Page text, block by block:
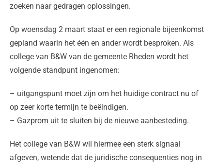
zoeken naar gedragen oplossingen.
Op woensdag 2 maart staat er een regionale bijeenkomst
gepland waarin het één en ander wordt besproken. Als
college van B&W van de gemeente Rheden wordt het
volgende standpunt ingenomen:
– uitgangspunt moet zijn om het huidige contract nu of
op zeer korte termijn te beëindigen.
– Gazprom uit te sluiten bij de nieuwe aanbesteding.
Het college van B&W wil hiermee een sterk signaal
afgeven, wetende dat de juridische consequenties nog in